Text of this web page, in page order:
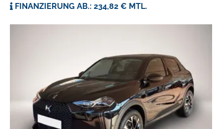
FINANZIERUNG AB.: 234,82 € MTL.